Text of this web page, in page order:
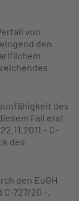
von
den
des
Fall erst
– C-
des
den EuGH
727/20 –,